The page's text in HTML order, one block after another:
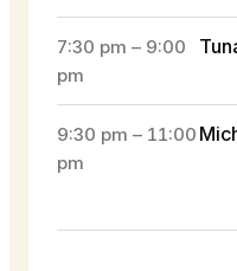
7:30 pm – 9:00
pm
9:30 pm – 11:00
pm